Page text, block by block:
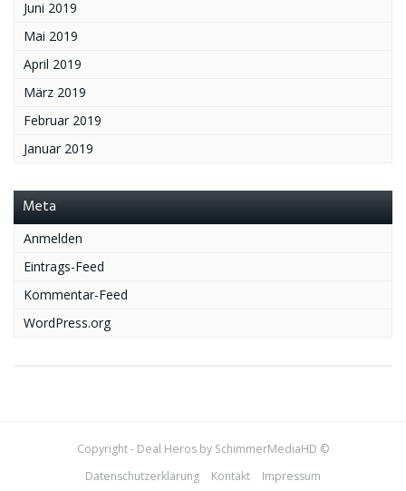
Juni 2019
Mai 2019
April 2019
März 2019
Februar 2019
Januar 2019
Meta
Anmelden
Eintrags-Feed
Kommentar-Feed
WordPress.org
Copyright - Deal Heros by SchimmerMediaHD ©
Datenschutzerklärung
Kontakt Impressum